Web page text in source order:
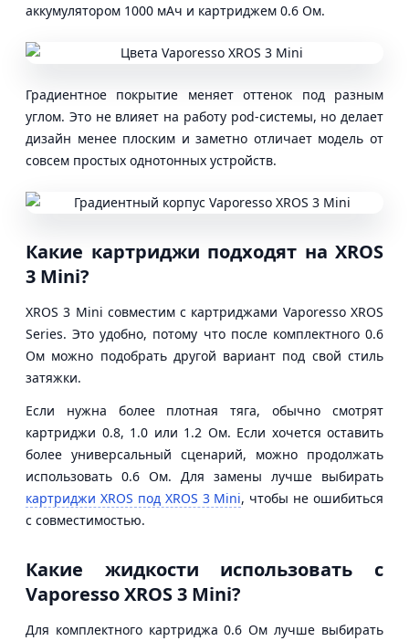
аккумулятором 1000 мАч и картриджем 0.6 Ом.
Градиентное покрытие меняет оттенок под разным
углом. Это не влияет на работу pod-системы, но делает
дизайн менее плоским и заметно отличает модель от
совсем простых однотонных устройств.
Какие картриджи подходят на XROS
3 Mini?
XROS 3 Mini совместим с картриджами Vaporesso XROS
Series. Это удобно, потому что после комплектного 0.6
Ом можно подобрать другой вариант под свой стиль
затяжки.
Если нужна более плотная тяга, обычно смотрят
картриджи 0.8, 1.0 или 1.2 Ом. Если хочется оставить
более универсальный сценарий, можно продолжать
использовать 0.6 Ом. Для замены лучше выбирать
картриджи XROS под XROS 3 Mini, чтобы не ошибиться
с совместимостью.
Какие жидкости использовать с
Vaporesso XROS 3 Mini?
Для комплектного картриджа 0.6 Ом лучше выбирать